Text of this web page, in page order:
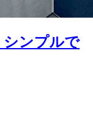
シンプルで